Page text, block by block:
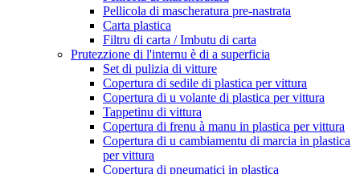
Pellicola di mascheratura pre-nastrata
Carta plastica
Filtru di carta / Imbutu di carta
Prutezzione di l'internu è di a superficia
Set di pulizia di vitture
Copertura di sedile di plastica per vittura
Copertura di u volante di plastica per vittura
Tappetinu di vittura
Copertura di frenu à manu in plastica per vittura
Copertura di u cambiamentu di marcia in plastica
per vittura
Copertura di pneumatici in plastica